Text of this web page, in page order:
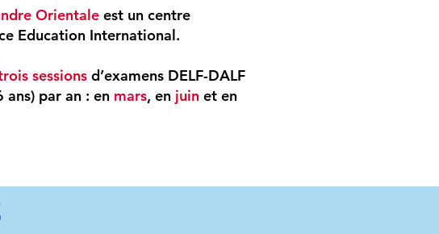
Orientale est un centre
Education International.
sessions d’examens DELF-DALF
par an : en mars, en juin et en